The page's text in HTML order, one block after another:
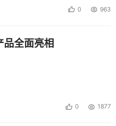
0 963
全面亮相
0 1877